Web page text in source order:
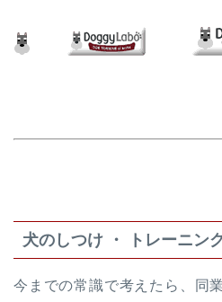
犬のしつけ ・ トレーニン
今までの常識で考えたら、同